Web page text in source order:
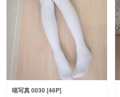
喵写真 0030 [46P]